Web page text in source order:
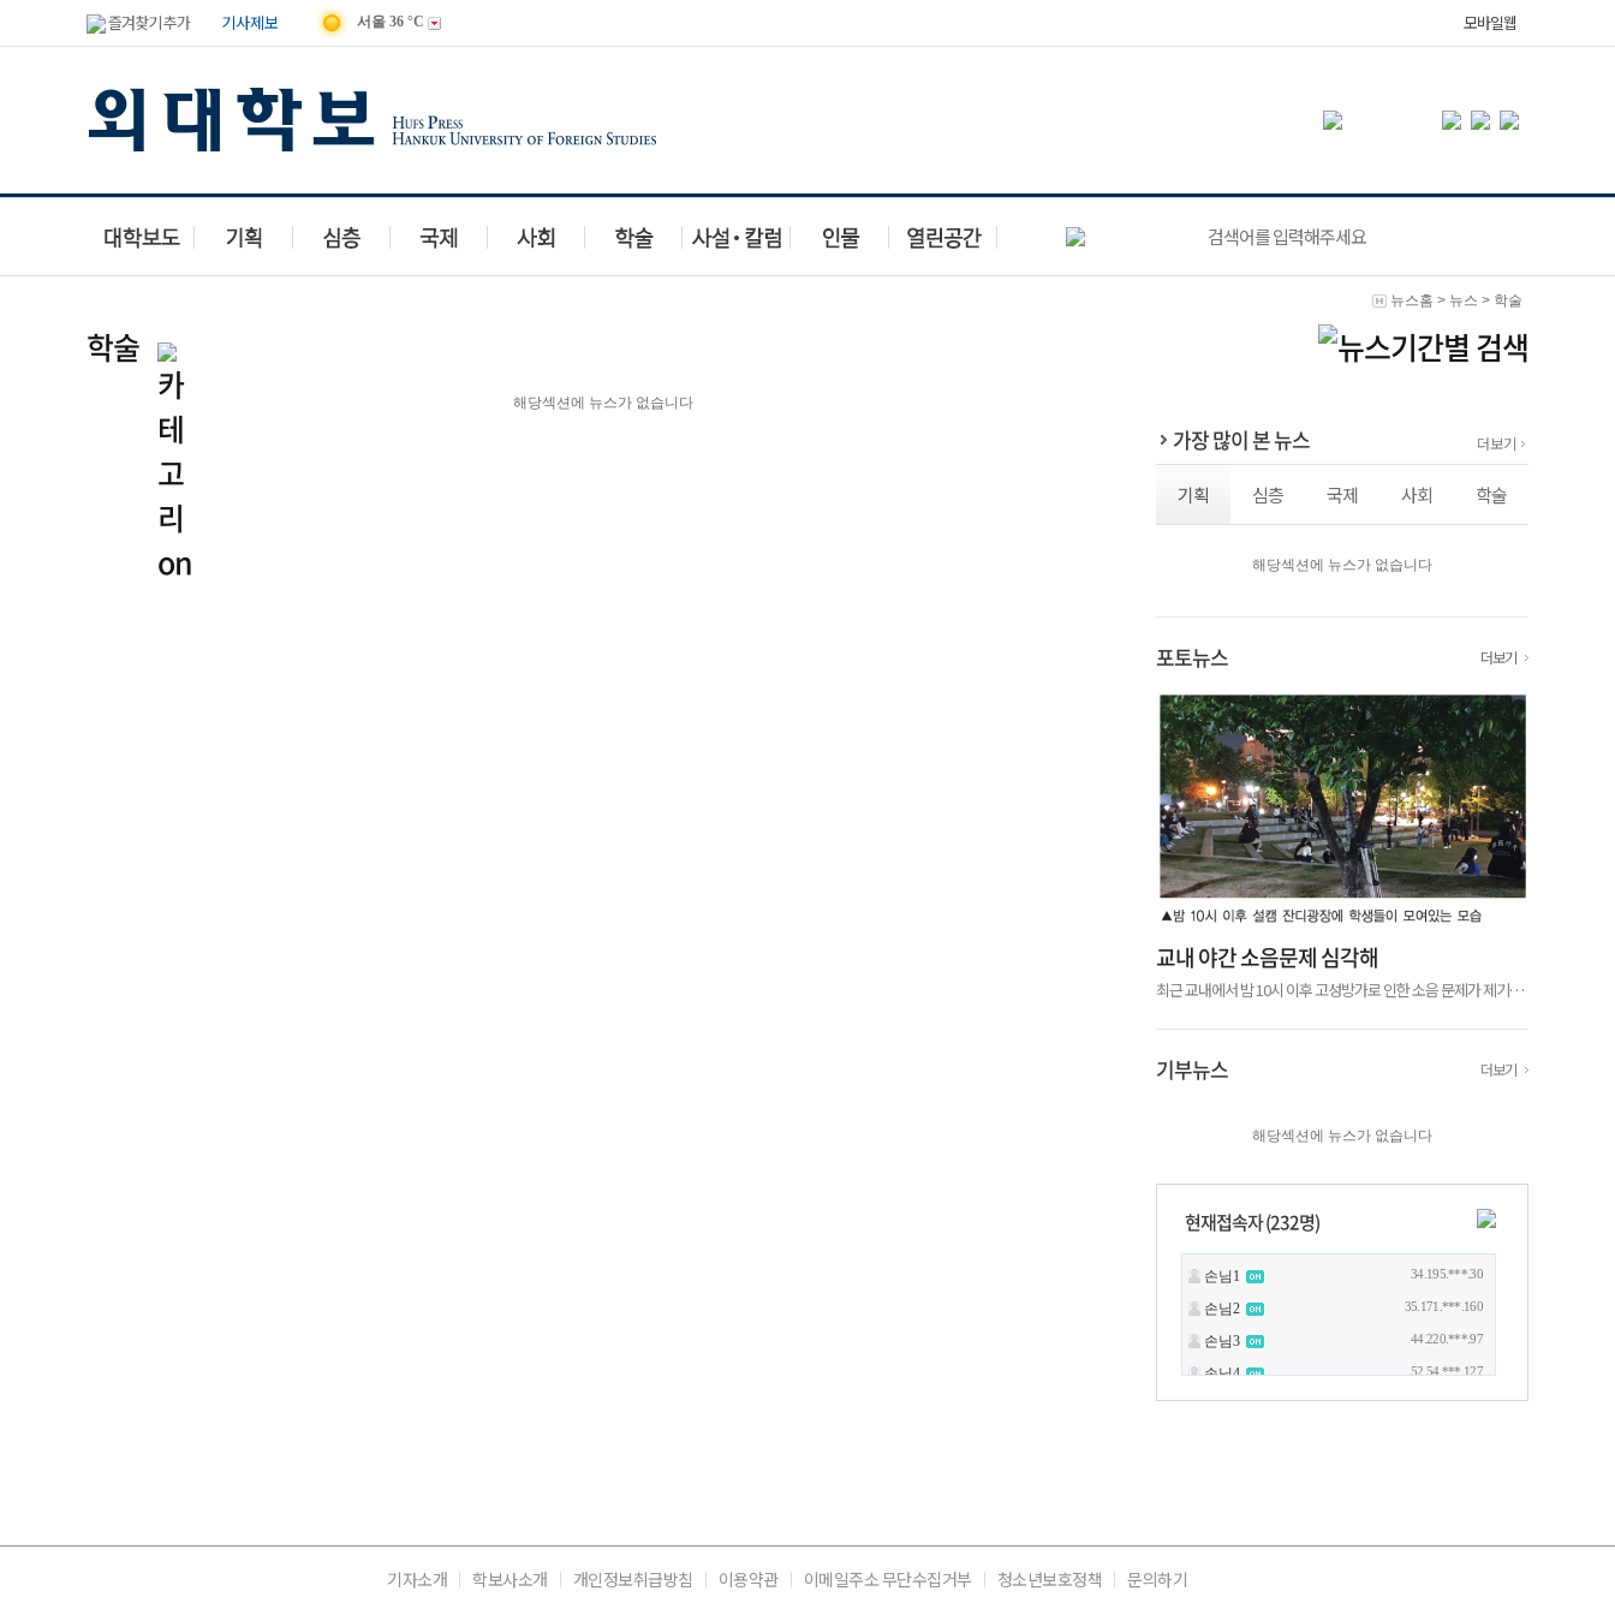
즐겨찾기 추가 기사제보 서울 36 °C 모바일웹
뉴스홈 > 뉴스 > 학술
학술
해당섹션에 뉴스가 없습니다
가장 많이 본 뉴스
기획 심층 국제 사회 학술
더보기
해당섹션에 뉴스가 없습니다
포토뉴스 더보기
교내 야간 소음문제 심각해
최근 교내에서 밤 10시 이후 고성방가로 인한 소음 문제가 제기됐
편을 표하는 글...
기부뉴스 더보기
해당섹션에 뉴스가 없습니다
현재접속자 (232명)
기자소개 학보사소개 개인정보취급방침 이용약관 이메일주소 무단수집거부 청소년보호정책 문의하기